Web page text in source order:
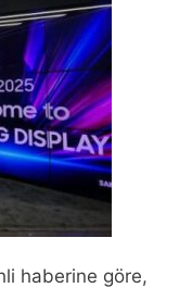
haberine göre,